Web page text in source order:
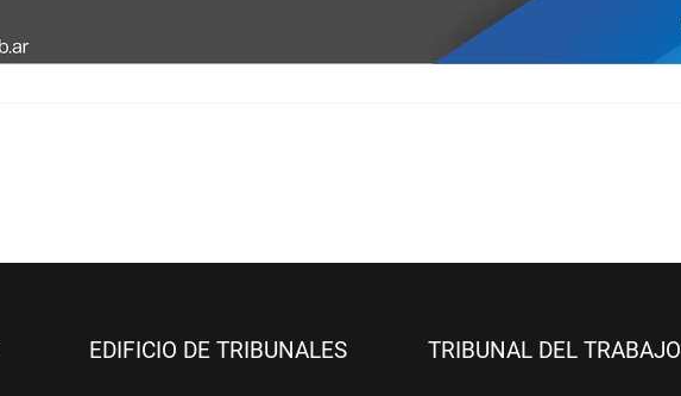
EDIFICIO DE TRIBUNALES TRIBUNAL DEL TRABAJO